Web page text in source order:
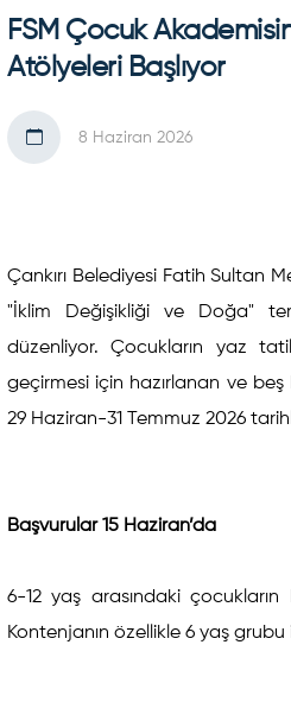
FSM Çocuk
Atölyeleri Başlıyor
8 Haziran 2026
Çankırı Belediyesi Fatih Sultan
"İklim Değişikliği ve Doğa"
düzenliyor. Çocukların yaz
geçirmesi için hazırlanan ve
29 Haziran-31 Temmuz 2026
Başvurular 15 Haziran’da
6-12 yaş arasındaki
Kontenjanın özellikle 6 yaş grubu